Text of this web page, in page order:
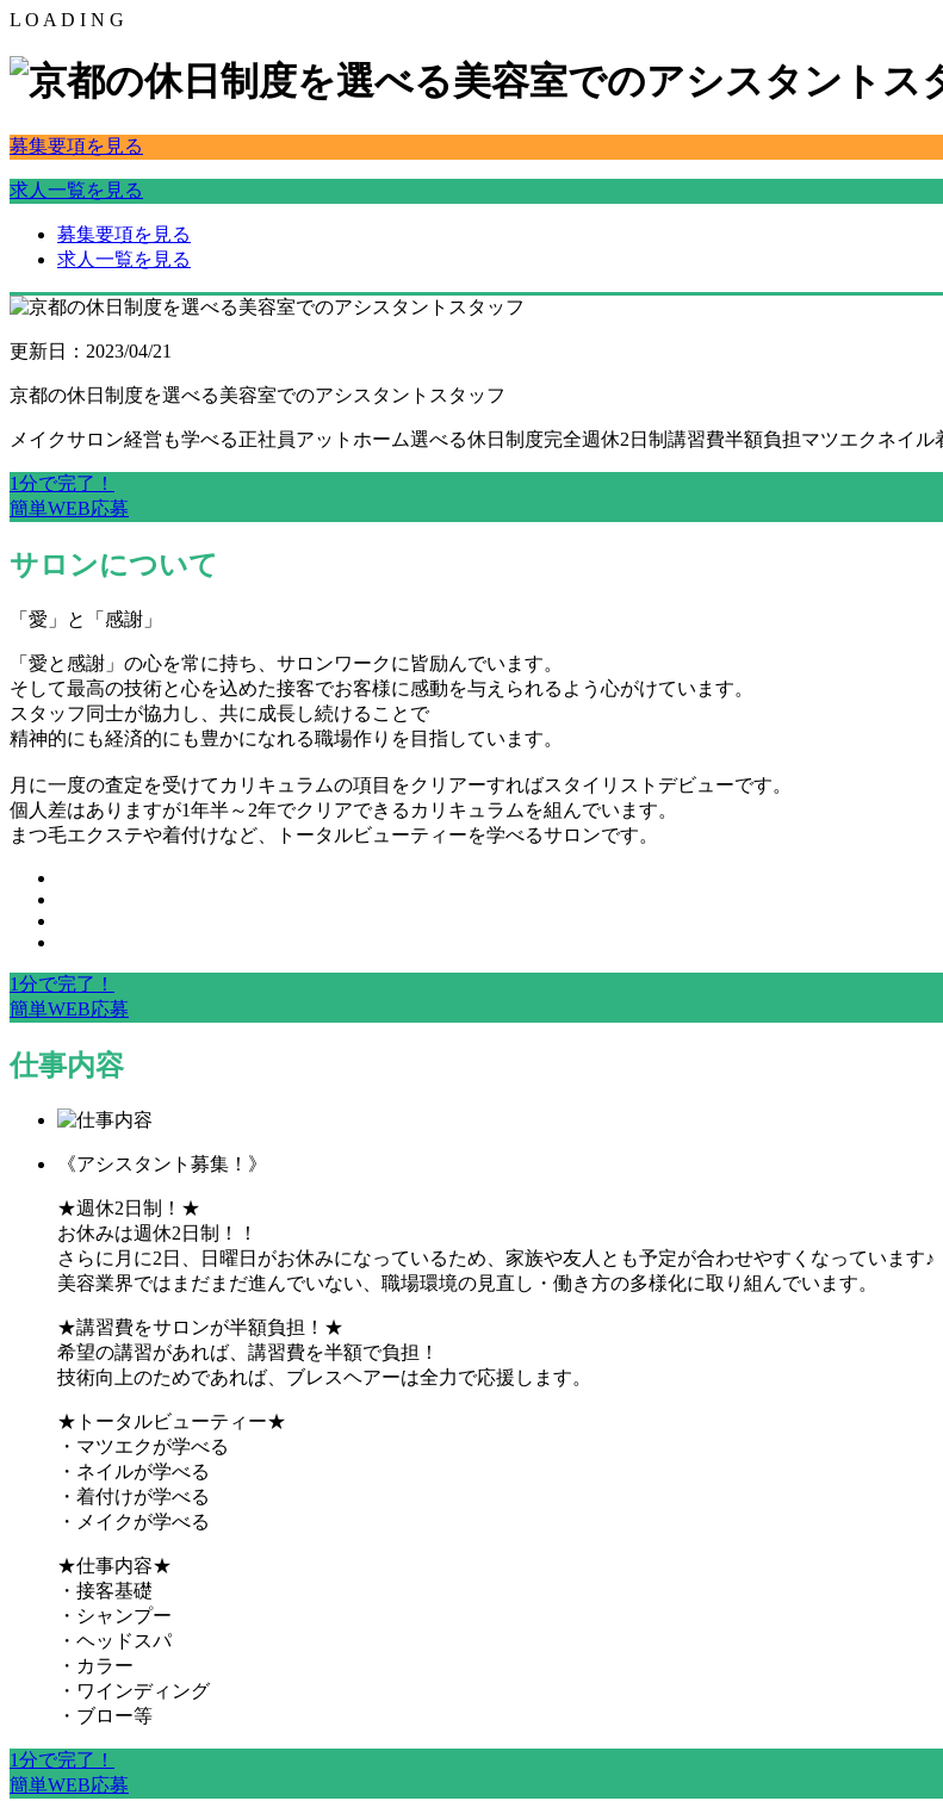
L O A D I N G
募集要項を見る
求人一覧を見る
募集要項を見る
求人一覧を見る
更新日：2023/04/21
京都の休日制度を選べる美容室でのアシスタントスタッフ
メイクサロン経営も学べる正社員アットホーム選べる休日制度完全週休2日制 講習費半額負担マツエクネイル
1分で完了！
簡単WEB応募
サロンについて
「愛」と「感謝」
「愛と感謝」の心を常に持ち、サロンワークに皆励んでいます。
そして最高の技術と心を込めた接客でお客様に感動を与えられるよう心がけています。
スタッフ同士が協力し、共に成長し続けることで
精神的にも経済的にも豊かになれる職場作りを目指しています。
月に一度の査定を受けてカリキュラムの項目をクリアーすればスタイリストデビューです。
個人差はありますが1年半～2年でクリアできるカリキュラムを組んでいます。
まつ毛エクステや着付けなど、トータルビューティーを学べるサロンです。
1分で完了！
簡単WEB応募
仕事内容
《アシスタント募集！》
★週休2日制！★
お休みは週休2日制！！
さらに月に2日、日曜日がお休みになっているため、家族や友人とも予定が合わせやすくなっています♪
美容業界ではまだまだ進んでいない、職場環境の見直し・働き方の多様化に取り組んでいます。
★講習費をサロンが半額負担！★
希望の講習があれば、講習費を半額で負担！
技術向上のためであれば、ブレスヘアーは全力で応援します。
★トータルビューティー★
・マツエクが学べる
・ネイルが学べる
・着付けが学べる
・メイクが学べる
★仕事内容★
・接客基礎
・シャンプー
・ヘッドスパ
・カラー
・ワインディング
・ブロー等
1分で完了！
簡単WEB応募